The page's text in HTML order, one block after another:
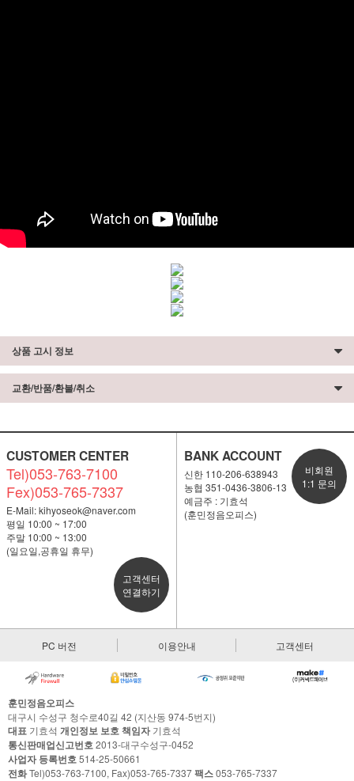
상품 고시 정보
교환/반품/환불/취소
CUSTOMER CENTER
Tel)053-763-7100
Fex)053-765-7337
E-Mail:kihyoseok@naver.com
평일 10:00 ~ 17:00
주말 10:00 ~ 13:00
(일요일,공휴일 휴무)
고객센터
연결하기
BANK ACCOUNT
신한 110-206-638943
농협 351-0436-3806-13
예금주 : 기효석
(훈민정음오피스)
비회원
1:1 문의
PC 버전 이용안내 고객센터
훈민정음오피스
대구시 수성구 청수로40길 42 (지산동 974-5번지)
대표 기효석 개인정보 보호 책임자기효석
통신판매업신고번호2013-대구수성구-0452
사업자 등록번호514-25-50661
전화Tel)053-763-7100, Fax)053-765-7337팩스053-765-7337